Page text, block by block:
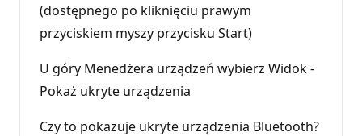
(dostępnego po kliknięciu prawym
przyciskiem myszy przycisku Start)
U góry Menedżera urządzeń wybierz Widok -
Pokaż ukryte urządzenia
Czy to pokazuje ukryte urządzenia Bluetooth?